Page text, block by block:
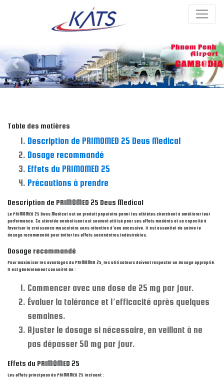
Previous Next
Table des matières
Description de PRIMOMED 25 Deus Medical
Dosage recommandé
Effets du PRIMOMED 25
Précautions à prendre
Description de PRIMOMED 25 Deus Medical
Le PRIMOMED 25 Deus Medical est un produit populaire parmi les athlètes cherchant à améliorer leur
performance. Ce stéroïde anabolisant est souvent utilisé pour ses effets modérés et sa capacité à
favoriser la croissance musculaire sans rétention d’eau excessive. Il est essentiel de suivre le
dosage recommandé pour éviter les effets secondaires indésirables.
Dosage recommandé
Pour maximiser les avantages du PRIMOMED 25, les utilisateurs doivent respecter un dosage approprié.
Il est généralement conseillé de :
Commencer avec une dose de 25 mg par jour.
Évaluer la tolérance et l’efficacité après quelques
semaines.
Ajuster le dosage si nécessaire, en veillant à ne
pas dépasser 50 mg par jour.
Effets du PRIMOMED 25
Les effets principaux du PRIMOMED 25 incluent :